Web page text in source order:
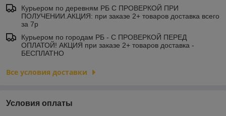
Курьером по деревням РБ С ПРОВЕРКОЙ ПРИ
ПОЛУЧЕНИИ.АКЦИЯ: при заказе 2+ товаров доставка всего
за 7р
Курьером по городам РБ - С ПРОВЕРКОЙ ПЕРЕД
ОПЛАТОЙ! АКЦИЯ при заказе 2+ товаров доставка -
БЕСПЛАТНО
Все условия доставки
Условия оплаты